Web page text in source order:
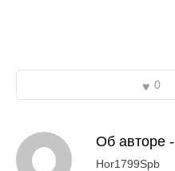
0
Об авторе -
Hor1799Spb